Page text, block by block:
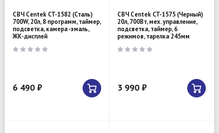
СВЧ Centek CT-1582 (Сталь)
700W, 20л, 8 программ, таймер,
подсветка, камера -эмаль,
ЖК-дисплей
6 490 ₽
СВЧ Centek CT-1575 (Черный)
20л, 700Вт, мех. управление,
подсветка, таймер, 6
режимов, тарелка 245мм
3 990 ₽